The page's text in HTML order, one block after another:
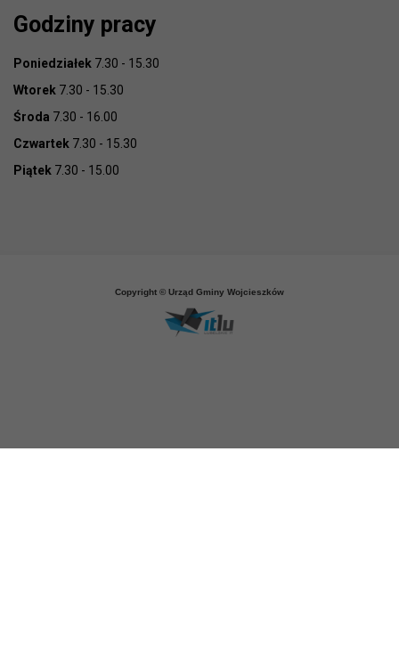
Godziny pracy
Poniedziałek 7.30 - 15.30
Wtorek 7.30 - 15.30
Środa 7.30 - 16.00
Czwartek 7.30 - 15.30
Piątek 7.30 - 15.00
Copyright © Urząd Gminy Wojcieszków